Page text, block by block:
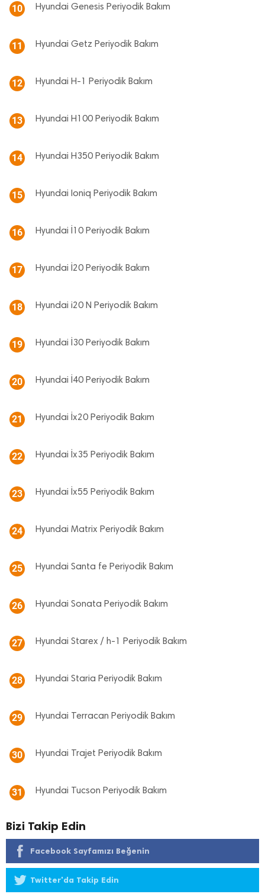
10 Hyundai Genesis Periyodik Bakım
11 Hyundai Getz Periyodik Bakım
12 Hyundai H-1 Periyodik Bakım
13 Hyundai H100 Periyodik Bakım
14 Hyundai H350 Periyodik Bakım
15 Hyundai Ioniq Periyodik Bakım
16 Hyundai İ10 Periyodik Bakım
17 Hyundai İ20 Periyodik Bakım
18 Hyundai i20 N Periyodik Bakım
19 Hyundai İ30 Periyodik Bakım
20 Hyundai İ40 Periyodik Bakım
21 Hyundai İx20 Periyodik Bakım
22 Hyundai İx35 Periyodik Bakım
23 Hyundai İx55 Periyodik Bakım
24 Hyundai Matrix Periyodik Bakım
25 Hyundai Santa fe Periyodik Bakım
26 Hyundai Sonata Periyodik Bakım
27 Hyundai Starex / h-1 Periyodik Bakım
28 Hyundai Staria Periyodik Bakım
29 Hyundai Terracan Periyodik Bakım
30 Hyundai Trajet Periyodik Bakım
31 Hyundai Tucson Periyodik Bakım
Bizi Takip Edin
Facebook Sayfamızı Beğenin
Twitter'da Takip Edin